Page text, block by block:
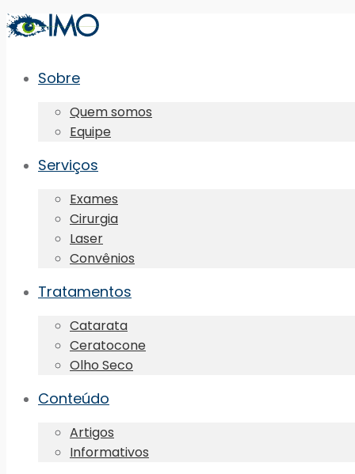
Sobre
Quem somos
Equipe
Serviços
Exames
Cirurgia
Laser
Convênios
Tratamentos
Catarata
Ceratocone
Olho Seco
Conteúdo
Artigos
Informativos